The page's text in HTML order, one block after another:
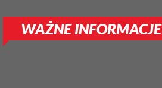
WAŻNE INFORMACJE